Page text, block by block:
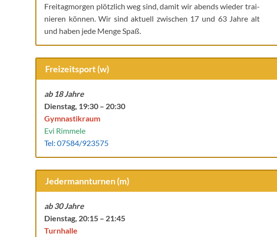
Frei­tag­mor­gen plötz­lich weg sind, damit wir abends wie­der trai­
nie­ren kön­nen. Wir sind aktu­ell zwi­schen 17 und 63 Jah­re alt
und haben jede Men­ge Spaß.
Frei­zeit­sport (w)
ab 18 Jahre
Diens­tag, 19:30 – 20:30
Gym­nas­tik­raum
Evi Rim­me­le
Tel: 07584/923575
Jeder­mann­tur­nen (m)
ab 30 Jahre
Diens­tag, 20:15 – 21:45
Turn­hal­le